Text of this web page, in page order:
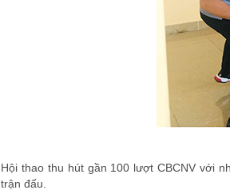
Hội thao thu hút gần 100 lượt CBCNV với
trận đấu